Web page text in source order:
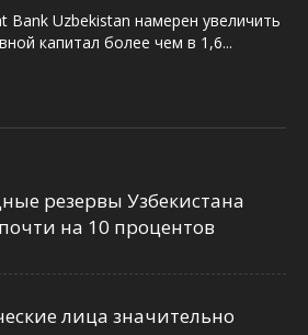
Bank Uzbekistan намерен увеличить
капитал более чем в 1,6...
резервы Узбекистана
на 10 процентов
лица значительно